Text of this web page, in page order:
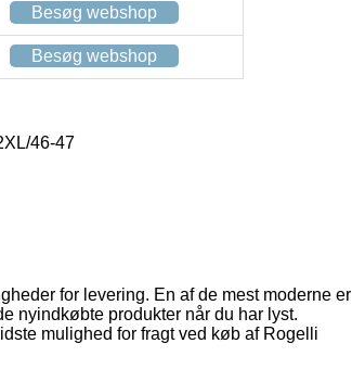
Besøg webshop
Besøg webshop
46-47
for levering. En af de mest moderne er
nyindkøbte produkter når du har lyst.
mulighed for fragt ved køb af Rogelli